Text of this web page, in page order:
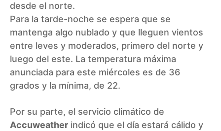
desde el norte.
Para la tarde-noche se espera que se
mantenga algo nublado y que lleguen vientos
entre leves y moderados, primero del norte y
luego del este. La temperatura máxima
anunciada para este miércoles es de 36
grados y la mínima, de 22.
Por su parte, el servicio climático de
Accuweather indicó que el día estará cálido y